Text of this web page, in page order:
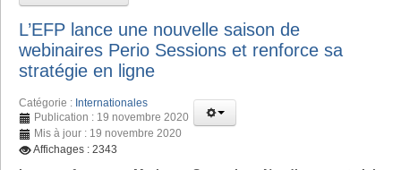
L’EFP lance une nouvelle saison de
webinaires Perio Sessions et renforce sa
stratégie en ligne
Catégorie : Internationales
Publication : 19 novembre 2020
Mis à jour : 19 novembre 2020
Affichages : 2343